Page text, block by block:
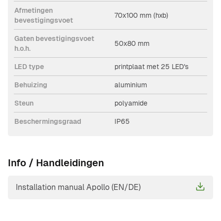
Afmetingen
bevestigingsvoet
70x100 mm (hxb)
Gaten bevestigingsvoet
h.o.h.
50x80 mm
LED type printplaat met 25 LED's
Behuizing aluminium
Steun polyamide
Beschermingsgraad IP65
Info / Handleidingen
Installation manual Apollo (EN/DE)